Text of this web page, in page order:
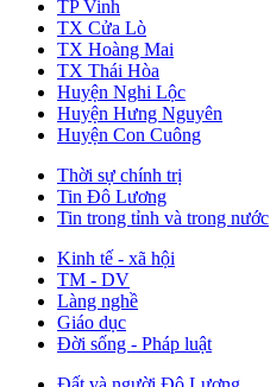
TP Vinh
TX Cửa Lò
TX Hoàng Mai
TX Thái Hòa
Huyện Nghi Lộc
Huyện Hưng Nguyên
Huyện Con Cuông
Thời sự chính trị
Tin Đô Lương
Tin trong tỉnh và trong nước
Kinh tế - xã hội
TM - DV
Làng nghề
Giáo dục
Đời sống - Pháp luật